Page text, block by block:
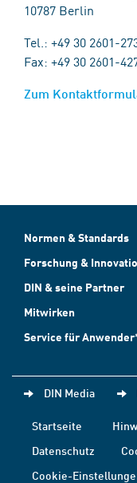
10787 Berlin
Tel.: +49 30 2601-
Fax: +49 30 2601-
Zum
Normen & Standards
Forschung &
DIN & seine Partner
Mitwirken
Service für
DIN Media
Startseite
Datenschutz
Cookie-